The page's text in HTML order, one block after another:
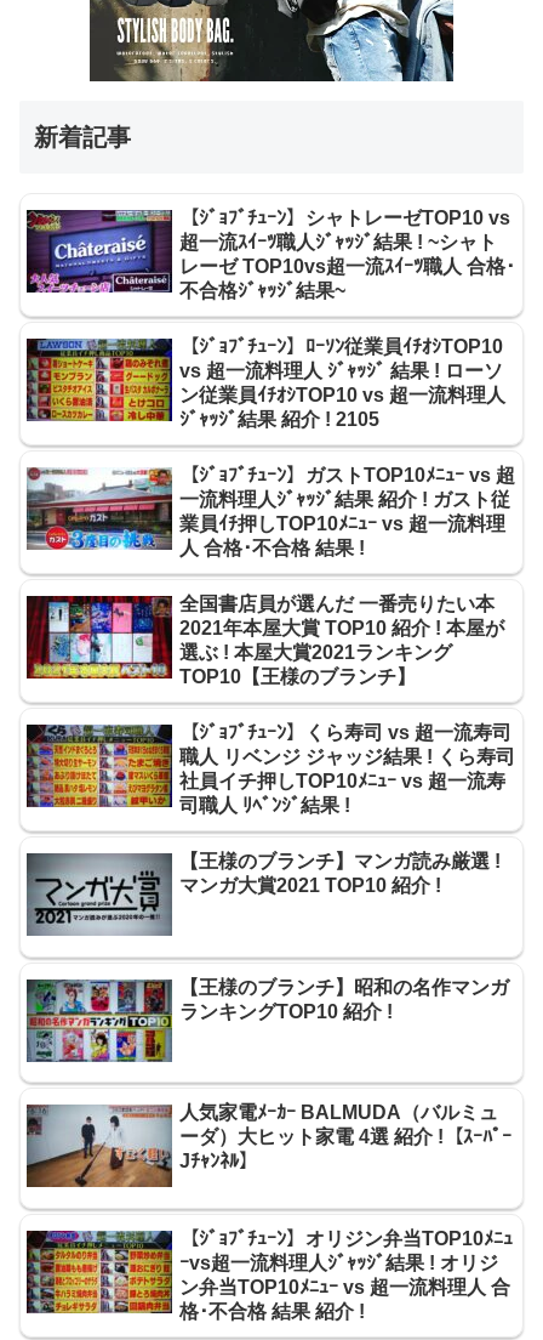
新着記事
【ｼﾞｮﾌﾞﾁｭｰﾝ】シャトレーゼTOP10 vs
超一流ｽｲｰﾂ職人ｼﾞｬｯｼﾞ結果 ! ~シャト
レーゼ TOP10vs超一流ｽｲｰﾂ職人 合格･
不合格ｼﾞｬｯｼﾞ結果~
【ｼﾞｮﾌﾞﾁｭｰﾝ】ﾛｰｿﾝ従業員ｲﾁｵｼTOP10
vs 超一流料理人 ｼﾞｬｯｼﾞ 結果 ! ローソ
ン従業員ｲﾁｵｼTOP10 vs 超一流料理人
ｼﾞｬｯｼﾞ結果 紹介 ! 2105
【ｼﾞｮﾌﾞﾁｭｰﾝ】ガストTOP10ﾒﾆｭｰ vs 超
一流料理人ｼﾞｬｯｼﾞ結果 紹介 ! ガスト従
業員ｲﾁ押しTOP10ﾒﾆｭｰ vs 超一流料理
人 合格･不合格 結果 !
全国書店員が選んだ 一番売りたい本
2021年本屋大賞 TOP10 紹介 ! 本屋が
選ぶ ! 本屋大賞2021ランキング
TOP10【王様のブランチ】
【ｼﾞｮﾌﾞﾁｭｰﾝ】くら寿司 vs 超一流寿司
職人 リベンジ ジャッジ結果 ! くら寿司
社員イチ押しTOP10ﾒﾆｭｰ vs 超一流寿
司職人 ﾘﾍﾞﾝｼﾞ結果 !
【王様のブランチ】マンガ読み厳選 !
マンガ大賞2021 TOP10 紹介 !
【王様のブランチ】昭和の名作マンガ
ランキングTOP10 紹介 !
人気家電ﾒｰｶｰ BALMUDA（バルミュ
ーダ）大ヒット家電 4選 紹介 !【ｽｰﾊﾟｰ
Jﾁｬﾝﾈﾙ】
【ｼﾞｮﾌﾞﾁｭｰﾝ】オリジン弁当TOP10ﾒﾆｭ
ｰvs超一流料理人ｼﾞｬｯｼﾞ結果 ! オリジ
ン弁当TOP10ﾒﾆｭｰ vs 超一流料理人 合
格･不合格 結果 紹介 !